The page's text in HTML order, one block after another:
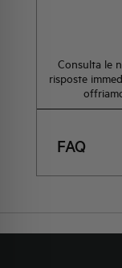
Consulta le
risposte
FAQ